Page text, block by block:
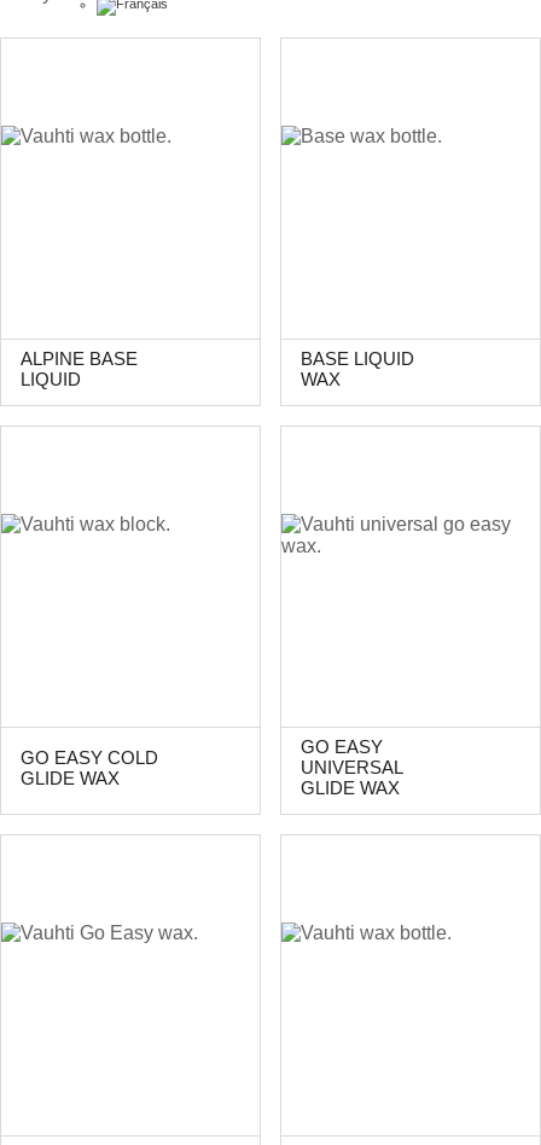
ALPINE BASE
LIQUID
BASE LIQUID
WAX
GO EASY COLD
GLIDE WAX
GO EASY
UNIVERSAL
GLIDE WAX